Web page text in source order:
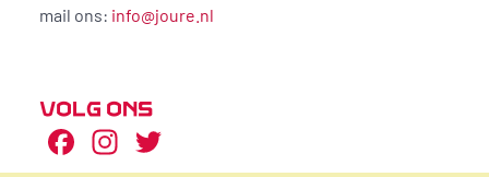
mail ons: info@joure.nl
VOLG ONS
Facebook
Instagram